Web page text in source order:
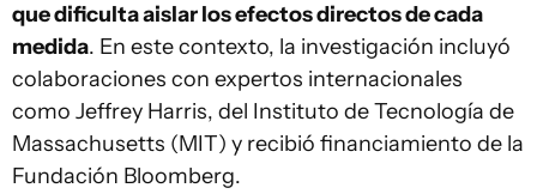
que dificulta aislar los efectos directos de cada
medida. En este contexto, la investigación incluyó
colaboraciones con expertos internacionales
como Jeffrey Harris, del Instituto de Tecnología de
Massachusetts (MIT) y recibió financiamiento de la
Fundación Bloomberg.